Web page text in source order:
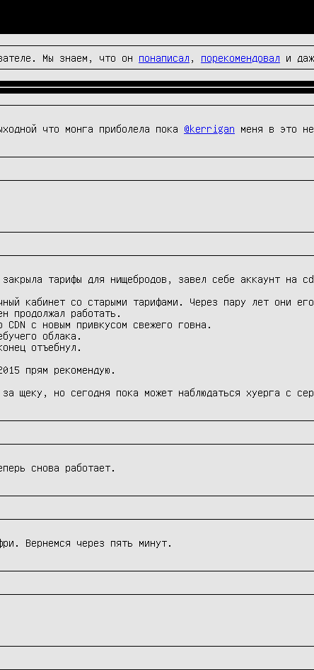
Мы знаем, что он понаписал порекомендовал и
что монга приболела пока @kerrigan меня в это
тарифы для нищебродов, завел себе аккаунт на
кабинет со старыми тарифами. Через пару лет они
продолжал работать.
с новым привкусом свежего говна.
облака.
отъебнул.
прям рекомендую.
щеку, но сегодня пока может наблюдаться хуерга с
снова работает.
Вернемся через пять минут.